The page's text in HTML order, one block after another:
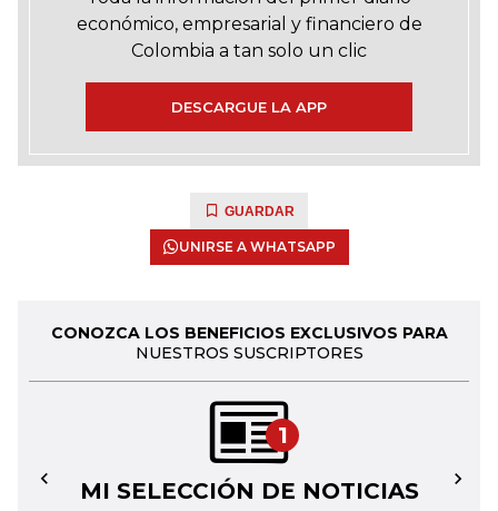
económico, empresarial y financiero de
Colombia a tan solo un clic
DESCARGUE LA APP
GUARDAR
UNIRSE A WHATSAPP
CONOZCA LOS BENEFICIOS EXCLUSIVOS PARA
NUESTROS SUSCRIPTORES
1
MI SELECCIÓN DE NOTICIAS
← →